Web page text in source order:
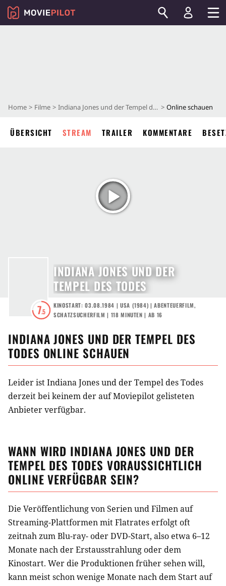
Home Filme Indiana Jones und der Tempel des Todes Online schauen
ÜBERSICHT STREAM TRAILER KOMMENTARE
7.5
INDIANA JONES UND DER
TEMPEL DES TODES
KINOSTART: 03.08.1984 | USA (1984) |ABENTEUERFILM,
SCHATZSUCHERFILM | 118 MINUTEN | AB 16
INDIANA JONES UND DER TEMPEL DES
TODES ONLINE SCHAUEN
Leider ist Indiana Jones und der Tempel des Todes
derzeit bei keinem der auf Moviepilot gelisteten
Anbieter verfügbar.
WANN WIRD INDIANA JONES UND DER
TEMPEL DES TODES VORAUSSICHTLICH
ONLINE VERFÜGBAR SEIN?
Die Veröffentlichung von Serien und Filmen auf
Streaming-Plattformen mit Flatrates erfolgt oft
zeitnah zum Blu-ray- oder DVD-Start, also etwa 6–12
Monate nach der Erstausstrahlung oder dem
Kinostart. Wer die Produktionen früher sehen will,
kann meist schon wenige Monate nach dem Start auf